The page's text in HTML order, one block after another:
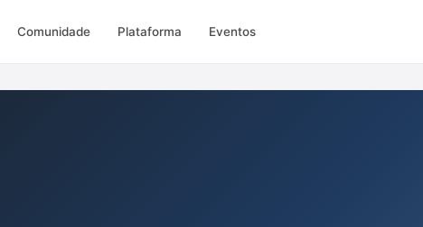
Comunidade Plataforma Eventos